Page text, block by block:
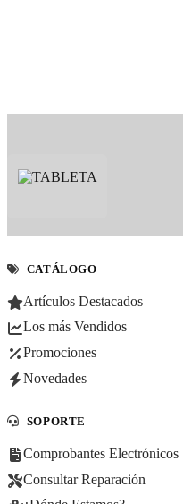
CATÁLOGO
Artículos Destacados
Los más Vendidos
Promociones
Novedades
SOPORTE
Comprobantes Electrónicos
Consultar Reparación